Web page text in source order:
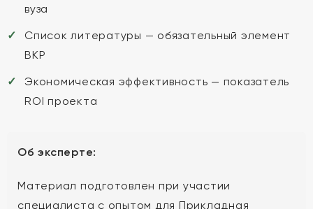
вуза
Список литературы — обязательный элемент
ВКР
Экономическая эффективность — показатель
ROI проекта
Об эксперте:
Материал подготовлен при участии
специалиста с опытом для Прикладная